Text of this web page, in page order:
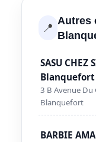
📍 Autres
SASU CHEZ
Blanquefort
3 B Avenue Du
Blanquefort
BARBIE